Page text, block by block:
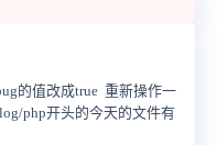
的值改成true 重新操作一
php开头的今天的文件有